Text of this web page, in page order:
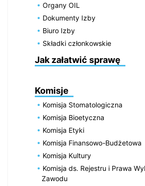
Organy OIL
Dokumenty Izby
Biuro Izby
Składki członkowskie
Jak załatwić sprawę
Komisje
Komisja Stomatologiczna
Komisja Bioetyczna
Komisja Etyki
Komisja Finansowo-Budżetowa
Komisja Kultury
Komisja ds. Rejestru i Prawa
Zawodu